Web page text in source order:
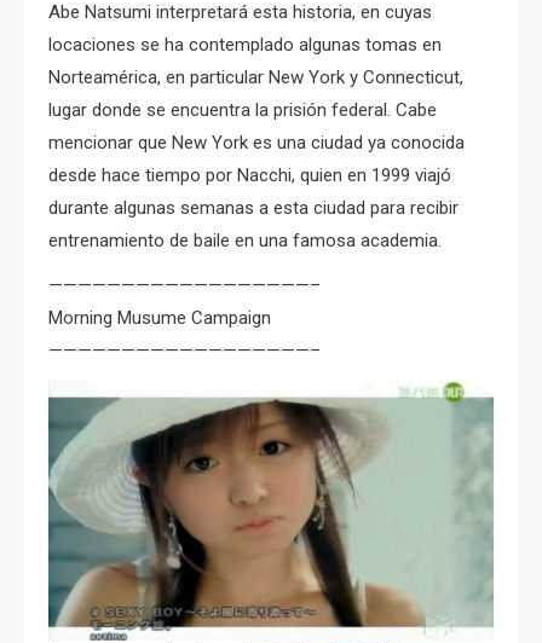
Abe Natsumi interpretará esta historia, en cuyas
locaciones se ha contemplado algunas tomas en
Norteamérica, en particular New York y Connecticut,
lugar donde se encuentra la prisión federal. Cabe
mencionar que New York es una ciudad ya conocida
desde hace tiempo por Nacchi, quien en 1999 viajó
durante algunas semanas a esta ciudad para recibir
entrenamiento de baile en una famosa academia.
——————————————————–
Morning Musume Campaign
——————————————————–